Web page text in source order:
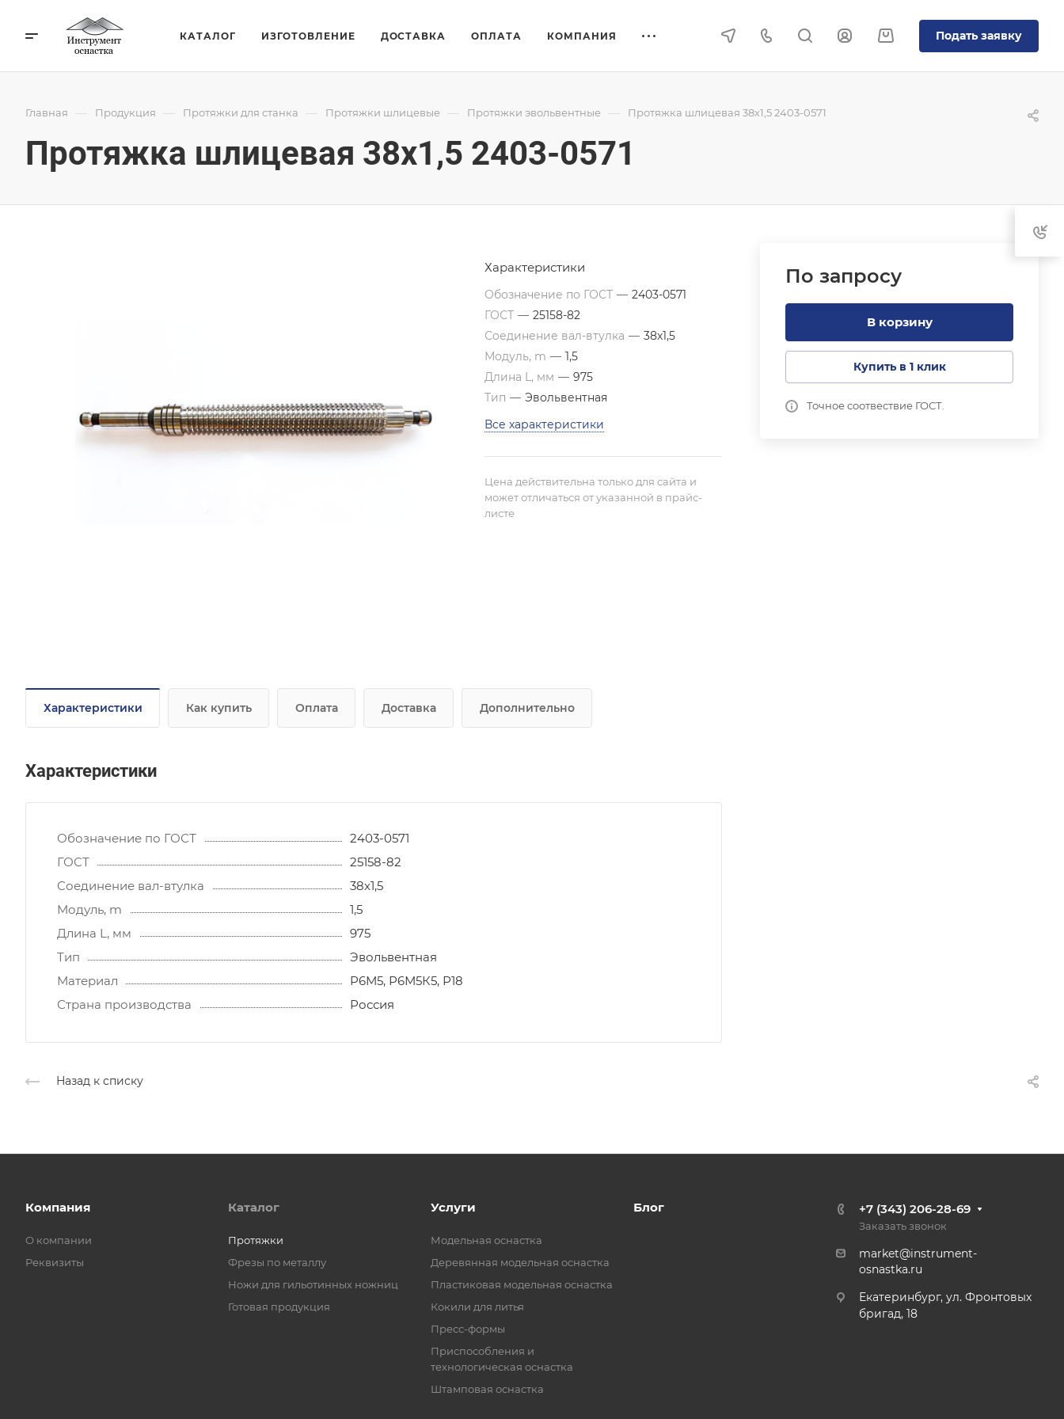
КАТАЛОГ ИЗГОТОВЛЕНИЕ ДОСТАВКА ОПЛАТА КОМПАНИЯ Подать заявку
Главная — Продукция — Протяжки для станка — Протяжки шлицевые — Протяжки эвольвентные — Протяжка шлицевая 38x1,5 2403-0571
Протяжка шлицевая 38x1,5 2403-0571
По запросу
В корзину
Купить в 1 клик
Точное соотвествие ГОСТ.
Характеристики
Обозначение по ГОСТ — 2403-0571
ГОСТ — 25158-82
Соединение вал-втулка — 38х1,5
Модуль, m — 1,5
Длина L, мм — 975
Тип — Эвольвентная
Все характеристики
Цена действительна только для сайта и
может отличаться от указанной в прайс-
листе
Характеристики Как купить Оплата Доставка Дополнительно
Характеристики
Обозначение по ГОСТ
2403-0571
ГОСТ
25158-82
Соединение вал-втулка
38х1,5
Модуль, m
1,5
Длина L, мм
975
Тип
Эвольвентная
Материал
Р6М5, Р6М5К5, Р18
Страна производства
Россия
Назад к списку
Компания
О компании
Реквизиты
Каталог
Протяжки
Фрезы по металлу
Ножи для гильотинных ножниц
Готовая продукция
Услуги
Модельная оснастка
Деревянная модельная оснастка
Пластиковая модельная оснастка
Кокили для литья
Пресс-формы
Приспособления и
технологическая оснастка
Штамповая оснастка
Блог +7 (343) 206-28-69
Заказать звонок
market@instrument-
osnastka.ru
Екатеринбург, ул. Фронтовых
бригад, 18